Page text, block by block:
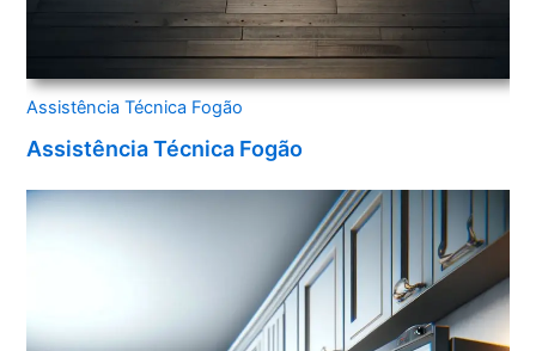
Assistência Técnica Fogão
Assistência Técnica Fogão